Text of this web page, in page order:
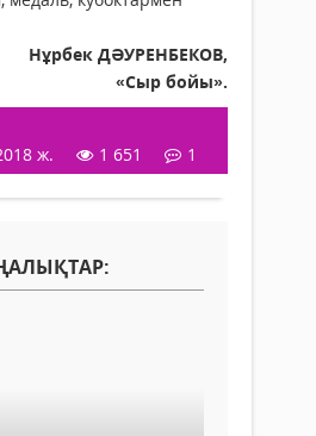
Нұрбек ДӘУРЕНБЕКОВ,
«Сыр бойы».
ж.
1 651 1